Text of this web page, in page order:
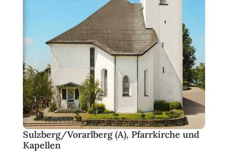
Sulzberg/Vorarlberg (A), Pfarrkirche und
Kapellen